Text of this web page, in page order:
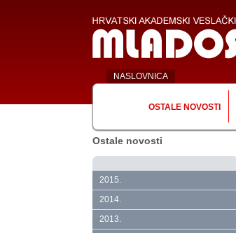
NASLOVNICA
OSTALE NOVOSTI
Ostale novosti
2015.
2014.
2013.